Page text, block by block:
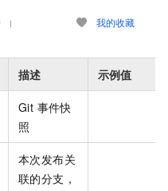
我的收藏
描述 示例值
Git 事件快
照
本次发布关
联的分支，